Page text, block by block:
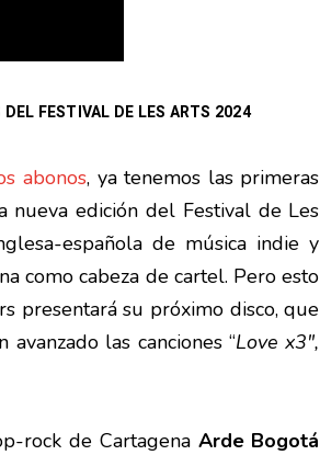
FESTIVAL DE LES ARTS 2024
abonos, ya tenemos las primeras
nueva edición del Festival de Les
española de música indie y
como cabeza de cartel. Pero esto
presentará su próximo disco, que
las canciones “Love x3″,
rock de Cartagena Arde Bogotá